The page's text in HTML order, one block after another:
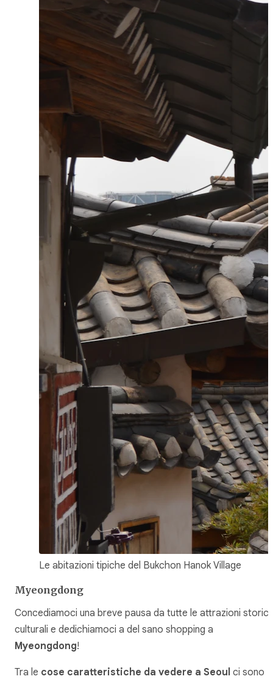
Le abitazioni tipiche del Bukchon Hanok Village
Myeongdong
Concediamoci una breve pausa da tutte le attrazioni
culturali e dedichiamoci a del sano shopping a
Myeongdong!
Tra le cose caratteristiche da vedere a Seoul ci sono